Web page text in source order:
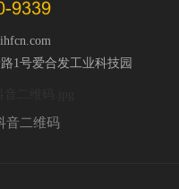
9339
1号爱合发工业科技园
音二维码